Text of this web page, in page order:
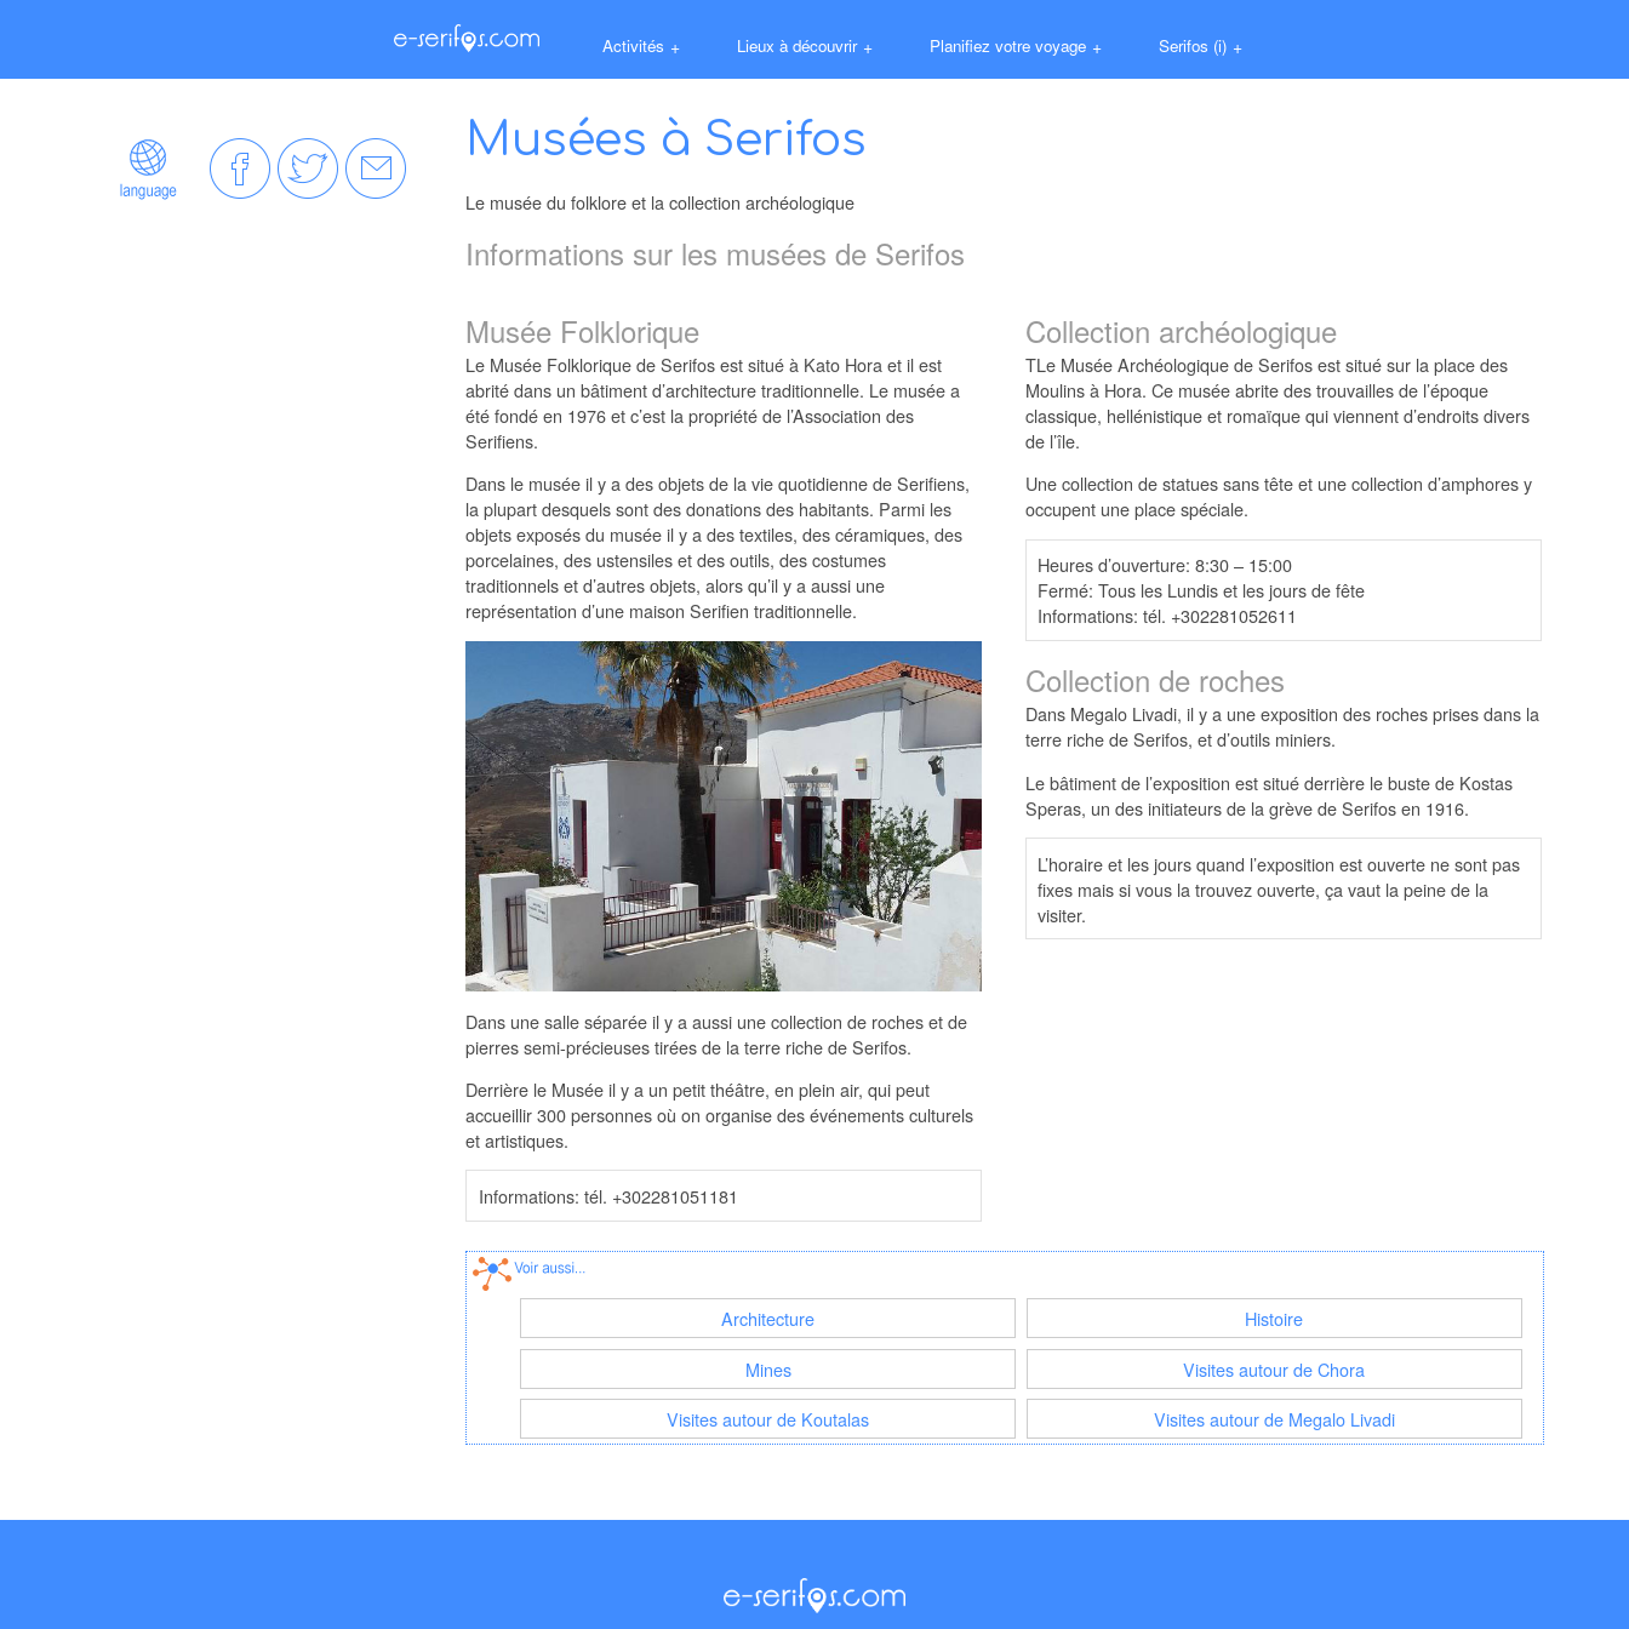
Activités + Lieux à découvrir + Planifiez votre voyage + Serifos (i) +
Musées à Serifos
Le musée du folklore et la collection archéologique
Informations sur les musées de Serifos
Musée Folklorique
Le Musée Folklorique de Serifos est situé à Kato Hora et il est
abrité dans un bâtiment d’architecture traditionnelle. Le musée a
été fondé en 1976 et c’est la propriété de l’Association des
Serifiens.
Dans le musée il y a des objets de la vie quotidienne de Serifiens,
la plupart desquels sont des donations des habitants. Parmi les
objets exposés du musée il y a des textiles, des céramiques, des
porcelaines, des ustensiles et des outils, des costumes
traditionnels et d’autres objets, alors qu’il y a aussi une
représentation d’une maison Serifien traditionnelle.
Dans une salle séparée il y a aussi une collection de roches et de
pierres semi-précieuses tirées de la terre riche de Serifos.
Derrière le Musée il y a un petit théâtre, en plein air, qui peut
accueillir 300 personnes où on organise des événements culturels
et artistiques.
Informations: tél. +302281051181
Collection archéologique
TLe Musée Archéologique de Serifos est situé sur la place des
Moulins à Hora. Ce musée abrite des trouvailles de l’époque
classique, hellénistique et romaïque qui viennent d’endroits divers
de l’île.
Une collection de statues sans tête et une collection d’amphores y
occupent une place spéciale.
Heures d’ouverture: 8:30 – 15:00
Fermé: Tous les Lundis et les jours de fête
Informations: tél. +302281052611
Collection de roches
Dans Megalo Livadi, il y a une exposition des roches prises dans la
terre riche de Serifos, et d’outils miniers.
Le bâtiment de l’exposition est situé derrière le buste de Kostas
Speras, un des initiateurs de la grève de Serifos en 1916.
L’horaire et les jours quand l’exposition est ouverte ne sont pas
fixes mais si vous la trouvez ouverte, ça vaut la peine de la
visiter.
Architecture
Histoire
Mines
Visites autour de Chora
Visites autour de Koutalas
Visites autour de Megalo Livadi